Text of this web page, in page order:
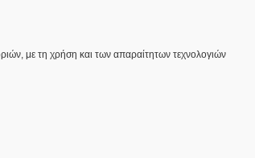
με τη χρήση και των απαραίτητων τεχνολογιών